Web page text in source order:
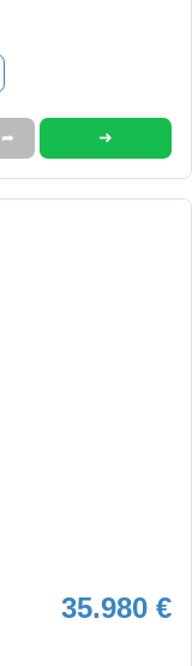
➦ ➜
35.980 €